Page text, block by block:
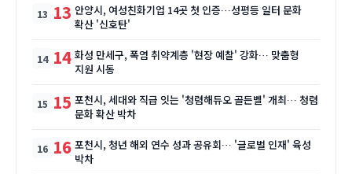
13 안양시, 여성친화기업 14곳 첫 인증…성평등 일터 문화
확산 '신호탄'
14 화성 만세구, 폭염 취약계층 '현장 예찰' 강화… 맞춤형
지원 시동
15 포천시, 세대와 직급 잇는 '청렴해듀오 골든벨' 개최… 청렴
문화 확산 박차
16 포천시, 청년 해외 연수 성과 공유회… '글로벌 인재' 육성
박차